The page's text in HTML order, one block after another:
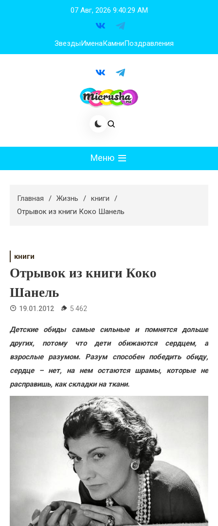
07 Авг, 2026 9:40:30 AM
ЗвездыИменаКамниПоздравления
Меню
Худеем
Жизнь
Хобби
Красота
Недвижимость
Главная Жизнь
книги
Отрывок из книги Коко Шанель
книги
Отрывок из книги Коко
Шанель
19.01.2012 5 462
Детские обиды самые сильные и помнятся дольше
других, потому что дети обижаются сердцем, а
взрослые разумом. Разум способен победить обиду,
сердце – нет, на нем остаются шрамы, которые не
расправишь, как складки на ткани.